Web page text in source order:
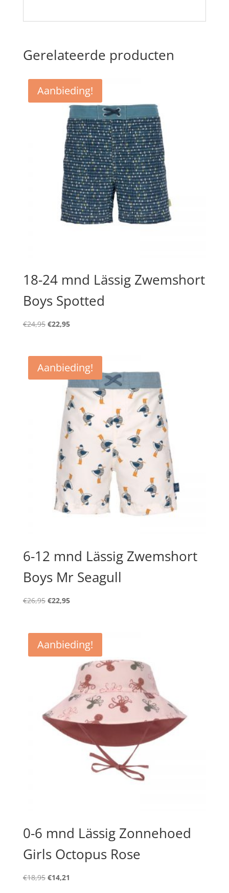
Gerelateerde producten
Aanbieding!
18-24 mnd Lässig Zwemshort
Boys Spotted
€24,95 Oorspronkelijke
€24,95.
€22,95Huidige
€22,95.
Aanbieding!
6-12 mnd Lässig Zwemshort
Boys Mr Seagull
€26,95 Oorspronkelijke
€26,95.
€22,95Huidige
€22,95.
Aanbieding!
0-6 mnd Lässig Zonnehoed
Girls Octopus Rose
€18,95 Oorspronkelijke
€14,21